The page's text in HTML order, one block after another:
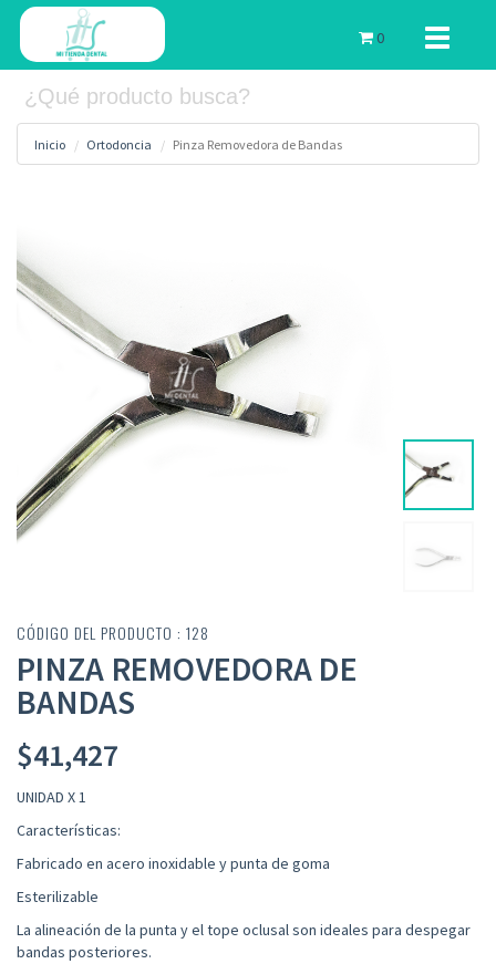
Toggle
0
Inicio Ortodoncia Pinza Removedora de Bandas
CÓDIGO DEL PRODUCTO : 128
PINZA REMOVEDORA DE
BANDAS
$41,427
UNIDAD X 1
Características:
Fabricado en acero inoxidable y punta de goma
Esterilizable
La alineación de la punta y el tope oclusal son ideales para despegar
bandas posteriores.